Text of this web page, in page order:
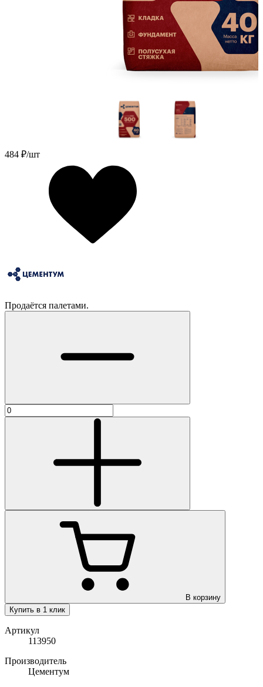
484 ₽/шт
Продаётся палетами.
В корзину
Купить в 1 клик
Артикул
113950
Производитель
Цементум